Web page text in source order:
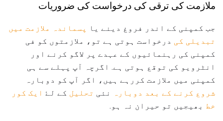
ملازمت کی ترقی کی درخواست کی ضروریات
جب کمپنی کے اندر فروغ دینے یا
پسماندہ ملازمت میں
تبدیلی کی درخواست ہوتی ہے تو، ملازمتوں کو فی
کمپنی کی رہنمائیوں کے عہدے پر لاگو کرنے اور
انٹرویو کی توقع ہوتی ہے. اگرچہ آپ پہلے سے ہی
کمپنی میں ملازمت کررہے ہیں، اگر آپ کو دوبارہ
شروع کرنے کے بعد دوبارہ
نئی تحلیل کے لۓ ایک کور
خط بھیجیں تو حیران نہ ہو.